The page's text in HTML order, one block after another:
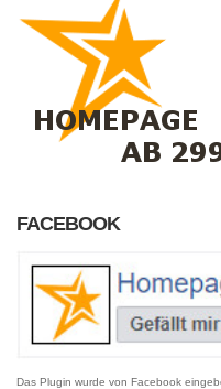
FACEBOOK
Das Plugin wurde von Facebook